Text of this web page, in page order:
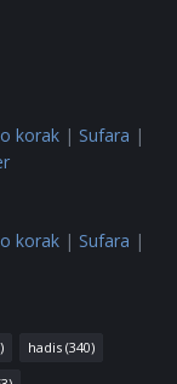
korak | Sufara |
korak | Sufara |
hadis (340)